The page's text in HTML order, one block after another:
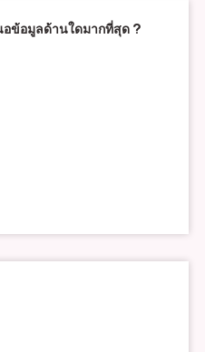
ข้อมูลด้านใดมากที่สุด ?